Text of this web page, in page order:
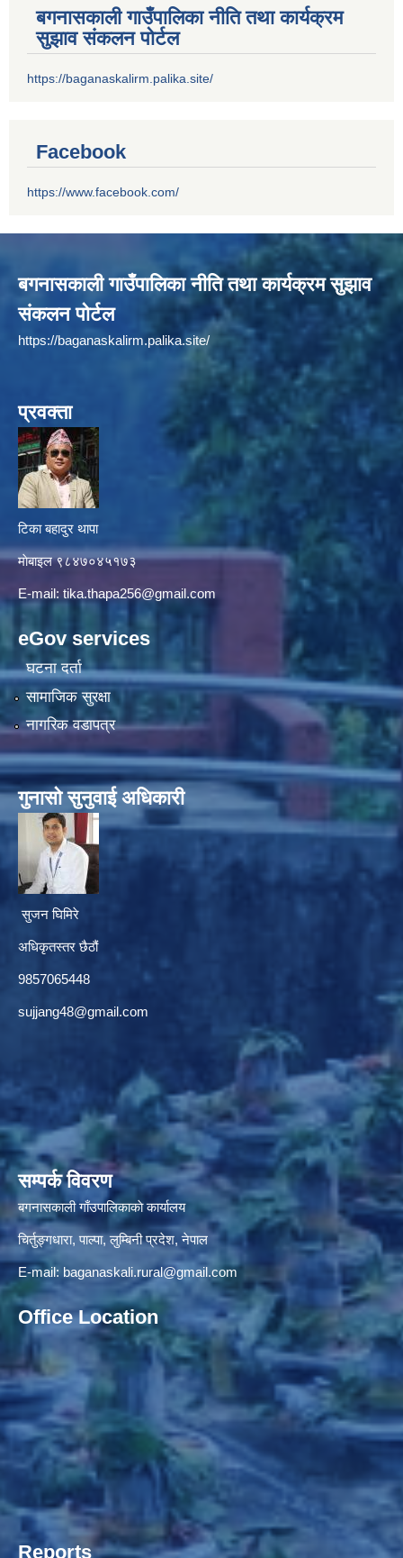
बगनासकाली गाउँपालिका नीति तथा कार्यक्रम
सुझाव संकलन पोर्टल
https://baganaskalirm.palika.site/
Facebook
https://www.facebook.com/
बगनासकाली गाउँपालिका नीति तथा कार्यक्रम सुझाव
संकलन पोर्टल
https://baganaskalirm.palika.site/
प्रवक्ता
टिका बहादुर थापा
माे‍बाइल ९८४७०४५१७३
E-mail: tika.thapa256@gmail.com
eGov services
घटना दर्ता
सामाजिक सुरक्षा
नागरिक वडापत्र
गुनासाे सुनुवाई अधिकारी
सुजन घिमिरे
अधिकृतस्तर छैठौं‌
9857065448
sujjang48@gmail.com
सम्पर्क विवरण
बगनासकाली गाँउपालिकाकाे कार्यालय
चिर्तुङ्गधारा, पाल्पा, लुम्बिनी प्रदेश, नेपाल
E-mail: baganaskali.rural@gmail.com
Office Location
Reports